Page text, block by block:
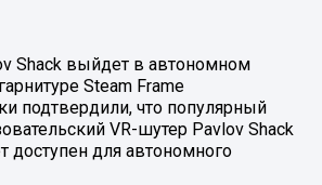
Shack выйдет в автономном
Steam Frame
подтвердили, что популярный
VR-шутер Pavlov Shack
доступен для автономного